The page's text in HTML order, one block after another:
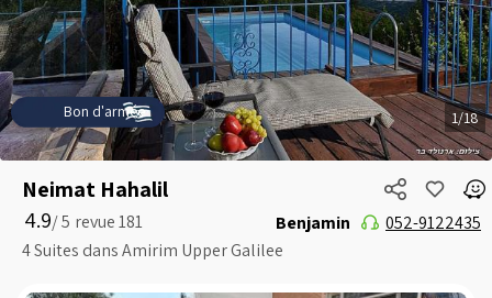
Neimat Hahalil
5 /
4.9
4 Suites dans Amirim Upper Galilee
Benjamin 052-9122435
1/18
Bon d'armée